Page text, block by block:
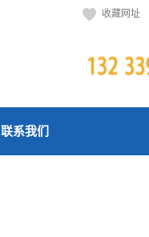
收藏网址
联系我们